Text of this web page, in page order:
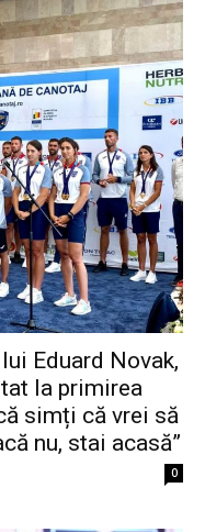
Eduard Novak,
la primirea
simți că vrei să
nu, stai acasă”
0